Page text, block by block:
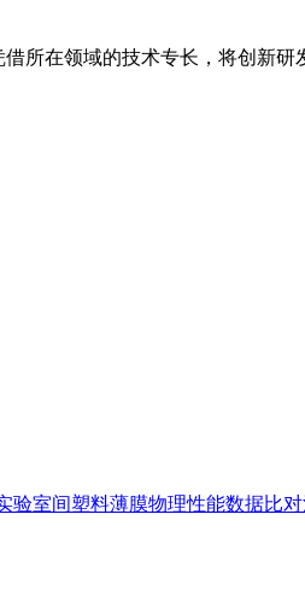
所在领域的技术专长，将创新
验室间塑料薄膜物理性能数据比